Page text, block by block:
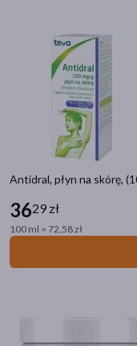
Antidral, płyn na skórę,
3629 zł
100 ml = 72,58 zł